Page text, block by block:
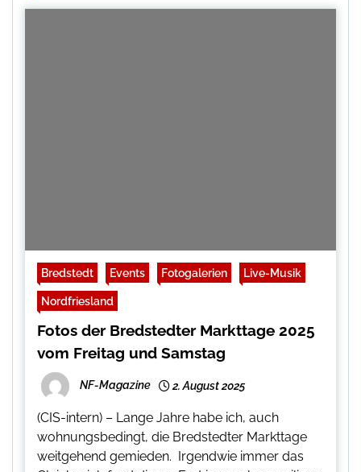
Bredstedt Events Fotogalerien Live-Musik
Nordfriesland
Fotos der Bredstedter Markttage 2025
vom Freitag und Samstag
NF-Magazine 2. August 2025
(CIS-intern) – Lange Jahre habe ich, auch
wohnungsbedingt, die Bredstedter Markttage
weitgehend gemieden. Irgendwie immer das